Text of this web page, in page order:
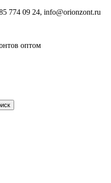
774 09 24, info@orionzont.ru
оптом